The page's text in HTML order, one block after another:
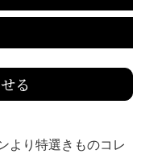
る
より特選きものコレ